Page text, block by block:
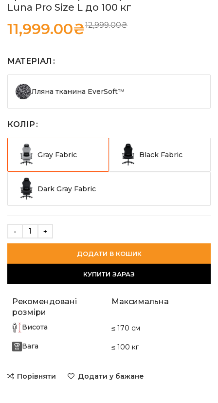
Luna Pro Size L до 100 кг
12,999.00₴
11,999.00₴
МАТЕРІАЛ
Лляна тканина EverSoft™
КОЛІР
Gray Fabric Black Fabric
Dark Gray Fabric
ДОДАТИ В КОШИК
КУПИТИ ЗАРАЗ
Рекомендовані
розміри
Максимальна
Висота ≤ 170 см
Вага ≤ 100 кг
Порівняти Додати у бажане